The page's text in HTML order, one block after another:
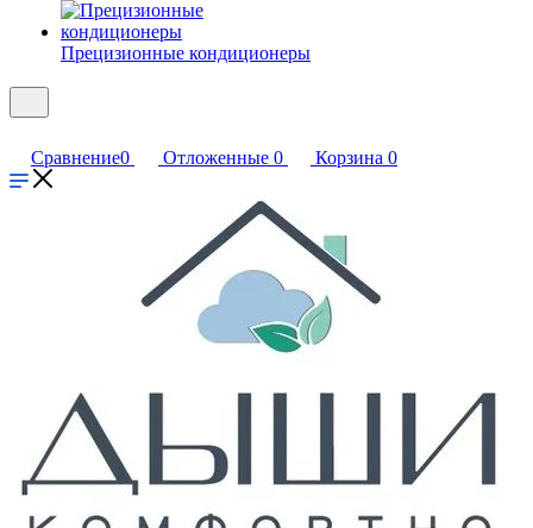
Прецизионные кондиционеры
Сравнение0 Отложенные 0 Корзина 0